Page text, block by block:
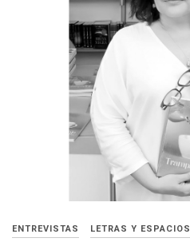
ENTREVISTAS LETRAS Y ESPACIOS